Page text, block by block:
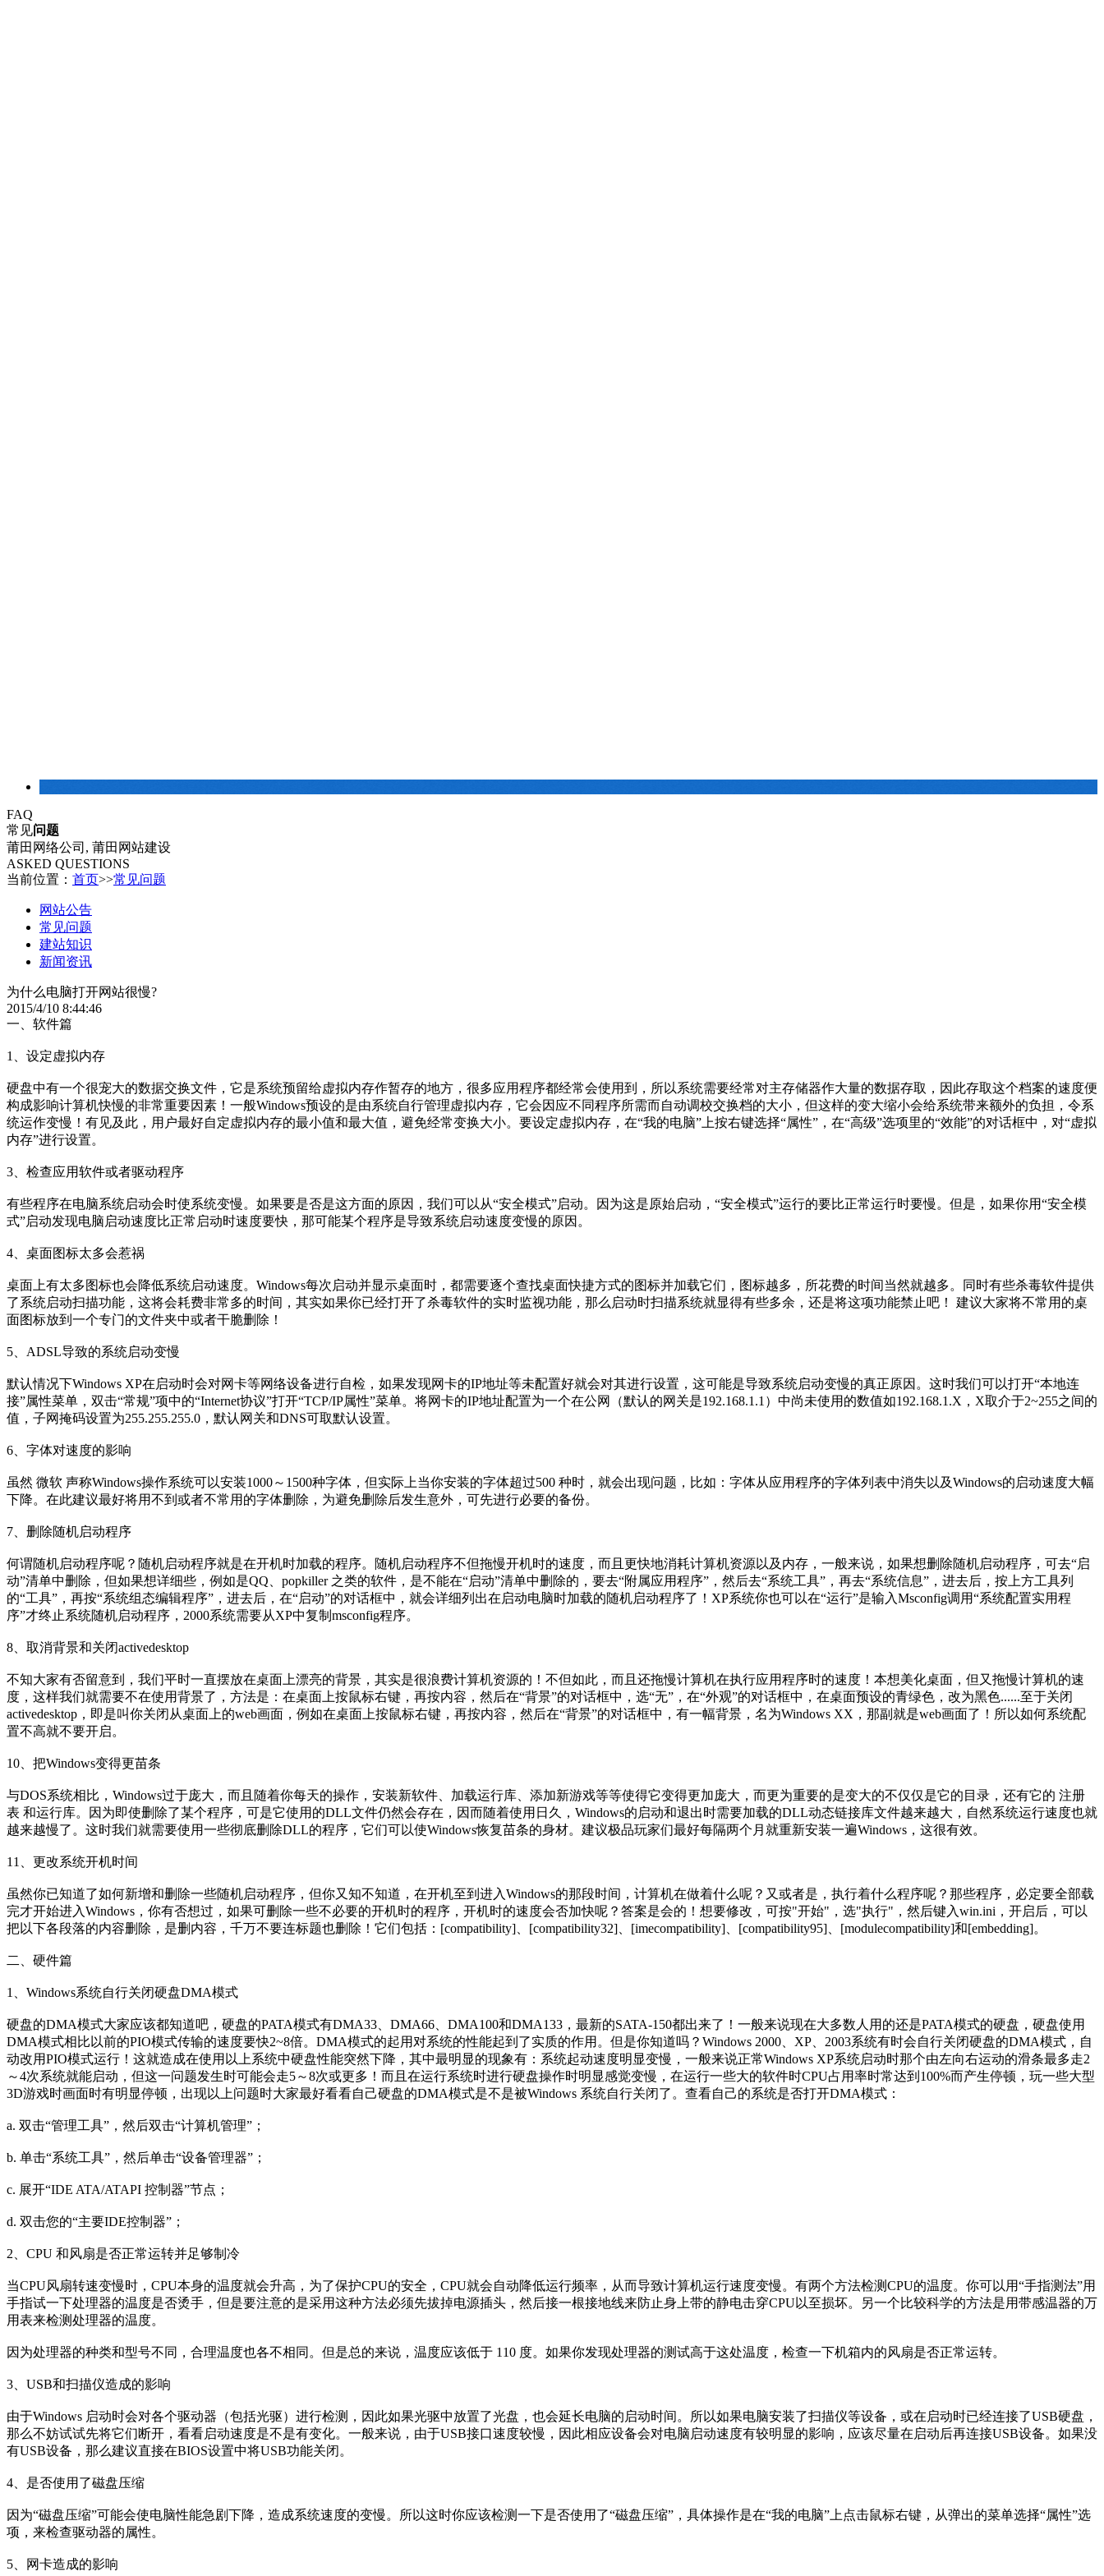
FAQ
常见问题
莆田网络公司, 莆田网站建设
ASKED QUESTIONS
当前位置： 首页>>常见问题
网站公告
常见问题
建站知识
新闻资讯
为什么电脑打开网站很慢?
2015/4/10 8:44:46
一、软件篇
1、设定虚拟内存
硬盘中有一个很宠大的数据交换文件，它是系统预留给虚拟内存作暂存的地方，很多应用程序都经常会使用到，所以系统需要经常对主存储器作大量的数据存取，因此存取这个档案的速度便
构成影响计算机快慢的非常重要因素！一般Windows预设的是由系统自行管理虚拟内存，它会因应不同程序所需而自动调校交换档的大小，但这样的变大缩小会给系统带来额外的负担，令系
统运作变慢！有见及此，用户最好自定虚拟内存的最小值和最大值，避免经常变换大小。要设定虚拟内存，在“我的电脑”上按右键选择“属性”，在“高级”选项里的“效能”的对话框中，对“虚拟
内存”进行设置。
3、检查应用软件或者驱动程序
有些程序在电脑系统启动会时使系统变慢。如果要是否是这方面的原因，我们可以从“安全模式”启动。因为这是原始启动，“安全模式”运行的要比正常运行时要慢。但是，如果你用“安全模
式”启动发现电脑启动速度比正常启动时速度要快，那可能某个程序是导致系统启动速度变慢的原因。
4、桌面图标太多会惹祸
桌面上有太多图标也会降低系统启动速度。Windows每次启动并显示桌面时，都需要逐个查找桌面快捷方式的图标并加载它们，图标越多，所花费的时间当然就越多。同时有些杀毒软件提供
了系统启动扫描功能，这将会耗费非常多的时间，其实如果你已经打开了杀毒软件的实时监视功能，那么启动时扫描系统就显得有些多余，还是将这项功能禁止吧！ 建议大家将不常用的桌
面图标放到一个专门的文件夹中或者干脆删除！
5、ADSL导致的系统启动变慢
默认情况下Windows XP在启动时会对网卡等网络设备进行自检，如果发现网卡的IP地址等未配置好就会对其进行设置，这可能是导致系统启动变慢的真正原因。这时我们可以打开“本地连
接”属性菜单，双击“常规”项中的“Internet协议”打开“TCP/IP属性”菜单。将网卡的IP地址配置为一个在公网（默认的网关是192.168.1.1）中尚未使用的数值如192.168.1.X，X取介于2~255之间的
值，子网掩码设置为255.255.255.0，默认网关和DNS可取默认设置。
6、字体对速度的影响
虽然 微软 声称Windows操作系统可以安装1000～1500种字体，但实际上当你安装的字体超过500 种时，就会出现问题，比如：字体从应用程序的字体列表中消失以及Windows的启动速度大幅
下降。在此建议最好将用不到或者不常用的字体删除，为避免删除后发生意外，可先进行必要的备份。
7、删除随机启动程序
何谓随机启动程序呢？随机启动程序就是在开机时加载的程序。随机启动程序不但拖慢开机时的速度，而且更快地消耗计算机资源以及内存，一般来说，如果想删除随机启动程序，可去“启
动”清单中删除，但如果想详细些，例如是QQ、popkiller 之类的软件，是不能在“启动”清单中删除的，要去“附属应用程序”，然后去“系统工具”，再去“系统信息”，进去后，按上方工具列
的“工具”，再按“系统组态编辑程序”，进去后，在“启动”的对话框中，就会详细列出在启动电脑时加载的随机启动程序了！XP系统你也可以在“运行”是输入Msconfig调用“系统配置实用程
序”才终止系统随机启动程序，2000系统需要从XP中复制msconfig程序。
8、取消背景和关闭activedesktop
不知大家有否留意到，我们平时一直摆放在桌面上漂亮的背景，其实是很浪费计算机资源的！不但如此，而且还拖慢计算机在执行应用程序时的速度！本想美化桌面，但又拖慢计算机的速
度，这样我们就需要不在使用背景了，方法是：在桌面上按鼠标右键，再按内容，然后在“背景”的对话框中，选“无”，在“外观”的对话框中，在桌面预设的青绿色，改为黑色......至于关闭
activedesktop，即是叫你关闭从桌面上的web画面，例如在桌面上按鼠标右键，再按内容，然后在“背景”的对话框中，有一幅背景，名为Windows XX，那副就是web画面了！所以如何系统配
置不高就不要开启。
10、把Windows变得更苗条
与DOS系统相比，Windows过于庞大，而且随着你每天的操作，安装新软件、加载运行库、添加新游戏等等使得它变得更加庞大，而更为重要的是变大的不仅仅是它的目录，还有它的 注册
表 和运行库。因为即使删除了某个程序，可是它使用的DLL文件仍然会存在，因而随着使用日久，Windows的启动和退出时需要加载的DLL动态链接库文件越来越大，自然系统运行速度也就
越来越慢了。这时我们就需要使用一些彻底删除DLL的程序，它们可以使Windows恢复苗条的身材。建议极品玩家们最好每隔两个月就重新安装一遍Windows，这很有效。
11、更改系统开机时间
虽然你已知道了如何新增和删除一些随机启动程序，但你又知不知道，在开机至到进入Windows的那段时间，计算机在做着什么呢？又或者是，执行着什么程序呢？那些程序，必定要全部载
完才开始进入Windows，你有否想过，如果可删除一些不必要的开机时的程序，开机时的速度会否加快呢？答案是会的！想要修改，可按"开始"，选"执行"，然后键入win.ini，开启后，可以
把以下各段落的内容删除，是删内容，千万不要连标题也删除！它们包括：[compatibility]、[compatibility32]、[imecompatibility]、[compatibility95]、[modulecompatibility]和[embedding]。
二、硬件篇
1、Windows系统自行关闭硬盘DMA模式
硬盘的DMA模式大家应该都知道吧，硬盘的PATA模式有DMA33、DMA66、DMA100和DMA133，最新的SATA-150都出来了！一般来说现在大多数人用的还是PATA模式的硬盘，硬盘使用
DMA模式相比以前的PIO模式传输的速度要快2~8倍。DMA模式的起用对系统的性能起到了实质的作用。但是你知道吗？Windows 2000、XP、2003系统有时会自行关闭硬盘的DMA模式，自
动改用PIO模式运行！这就造成在使用以上系统中硬盘性能突然下降，其中最明显的现象有：系统起动速度明显变慢，一般来说正常Windows XP系统启动时那个由左向右运动的滑条最多走2
～4次系统就能启动，但这一问题发生时可能会走5～8次或更多！而且在运行系统时进行硬盘操作时明显感觉变慢，在运行一些大的软件时CPU占用率时常达到100%而产生停顿，玩一些大型
3D游戏时画面时有明显停顿，出现以上问题时大家最好看看自己硬盘的DMA模式是不是被Windows 系统自行关闭了。查看自己的系统是否打开DMA模式：
a. 双击“管理工具”，然后双击“计算机管理”；
b. 单击“系统工具”，然后单击“设备管理器”；
c. 展开“IDE ATA/ATAPI 控制器”节点；
d. 双击您的“主要IDE控制器”；
2、CPU 和风扇是否正常运转并足够制冷
当CPU风扇转速变慢时，CPU本身的温度就会升高，为了保护CPU的安全，CPU就会自动降低运行频率，从而导致计算机运行速度变慢。有两个方法检测CPU的温度。你可以用“手指测法”用
手指试一下处理器的温度是否烫手，但是要注意的是采用这种方法必须先拔掉电源插头，然后接一根接地线来防止身上带的静电击穿CPU以至损坏。另一个比较科学的方法是用带感温器的万
用表来检测处理器的温度。
因为处理器的种类和型号不同，合理温度也各不相同。但是总的来说，温度应该低于 110 度。如果你发现处理器的测试高于这处温度，检查一下机箱内的风扇是否正常运转。
3、USB和扫描仪造成的影响
由于Windows 启动时会对各个驱动器（包括光驱）进行检测，因此如果光驱中放置了光盘，也会延长电脑的启动时间。所以如果电脑安装了扫描仪等设备，或在启动时已经连接了USB硬盘，
那么不妨试试先将它们断开，看看启动速度是不是有变化。一般来说，由于USB接口速度较慢，因此相应设备会对电脑启动速度有较明显的影响，应该尽量在启动后再连接USB设备。如果没
有USB设备，那么建议直接在BIOS设置中将USB功能关闭。
4、是否使用了磁盘压缩
因为“磁盘压缩”可能会使电脑性能急剧下降，造成系统速度的变慢。所以这时你应该检测一下是否使用了“磁盘压缩”，具体操作是在“我的电脑”上点击鼠标右键，从弹出的菜单选择“属性”选
项，来检查驱动器的属性。
5、网卡造成的影响